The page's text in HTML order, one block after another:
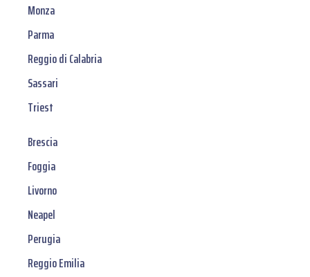
Monza
Parma
Reggio di Calabria
Sassari
Triest
Brescia
Foggia
Livorno
Neapel
Perugia
Reggio Emilia